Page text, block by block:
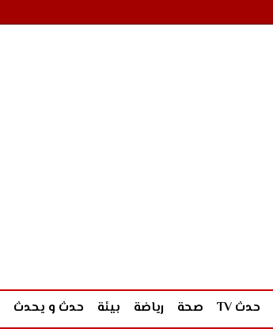
حدث TV صحة رياضة بيئة حدث و يحدث